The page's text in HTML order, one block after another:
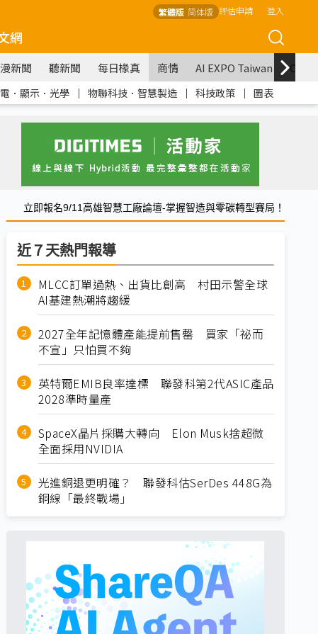
繁體版 简体版 評估申請 登入
網
漫新聞 聽新聞 每日椽真 商情 AI EXPO Taiwan
．顯示．光學 ｜ 物聯科技．智慧製造 ｜ 科技政策 ｜ 圖表
立即報名9/11高雄智慧工廠論壇-掌握智造與零碳轉型賽局！
近７天熱門報導
MLCC訂單過熱、出貨比創高 村田示警全球
AI基建熱潮將趨緩
2027全年記憶體產能提前售罄 買家「祕而
不宣」只怕買不夠
英特爾EMIB良率達標 聯發科第2代ASIC產品
2028準時量產
SpaceX晶片採購大轉向 Elon Musk捨超微
全面採用NVIDIA
光進銅退更明確？ 聯發科估SerDes 448G為
銅線「最終戰場」